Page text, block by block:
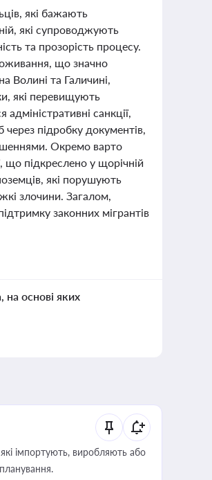
які бажають
які супроводжують
та прозорість процесу.
що значно
Волині та Галичині,
які перевищують
санкції,
підробку документів,
Окремо варто
що підкреслено у щорічній
які порушують
злочини. Загалом,
законних мігрантів
на основі яких
імпортують, виробляють або